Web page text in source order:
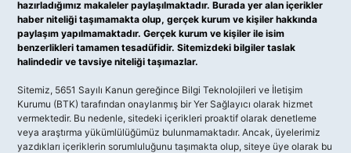
hazırladığımız makaleler paylaşılmaktadır. Burada yer alan içerikler
haber niteliği taşımamakta olup, gerçek kurum ve kişiler hakkında
paylaşım yapılmamaktadır. Gerçek kurum ve kişiler ile isim
benzerlikleri tamamen tesadüfidir. Sitemizdeki bilgiler taslak
halindedir ve tavsiye niteliği taşımazlar.
Sitemiz, 5651 Sayılı Kanun gereğince Bilgi Teknolojileri ve İletişim
Kurumu (BTK) tarafından onaylanmış bir Yer Sağlayıcı olarak hizmet
vermektedir. Bu nedenle, sitedeki içerikleri proaktif olarak denetleme
veya araştırma yükümlülüğümüz bulunmamaktadır. Ancak, üyelerimiz
yazdıkları içeriklerin sorumluluğunu taşımakta olup, siteye üye olarak bu